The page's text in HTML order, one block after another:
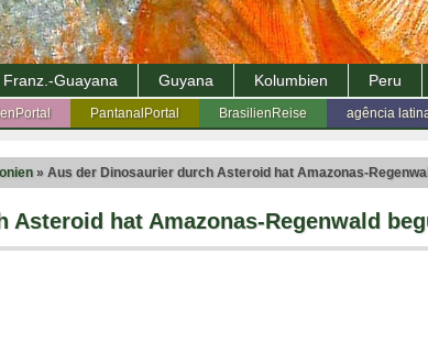
Franz.-Guayana Guyana Kolumbien Peru
agência
BrasilienReise
PantanalPortal
» Aus der Dinosaurier durch Asteroid hat Amazonas-
Asteroid hat Amazonas-Regenwald